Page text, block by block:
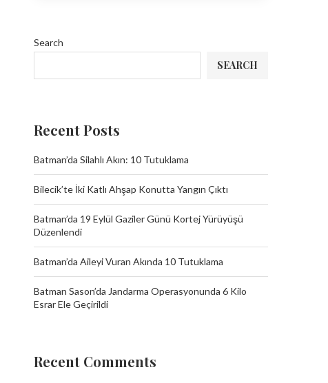
Search
SEARCH
Recent Posts
Batman’da Silahlı Akın: 10 Tutuklama
Bilecik’te İki Katlı Ahşap Konutta Yangın Çıktı
Batman’da 19 Eylül Gaziler Günü Kortej Yürüyüşü
Düzenlendi
Batman’da Aileyi Vuran Akında 10 Tutuklama
Batman Sason’da Jandarma Operasyonunda 6 Kilo
Esrar Ele Geçirildi
Recent Comments